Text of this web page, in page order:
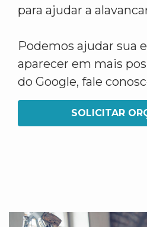
para ajudar a
Podemos ajudar sua
aparecer em mais
do Google, fale
SOLICITAR